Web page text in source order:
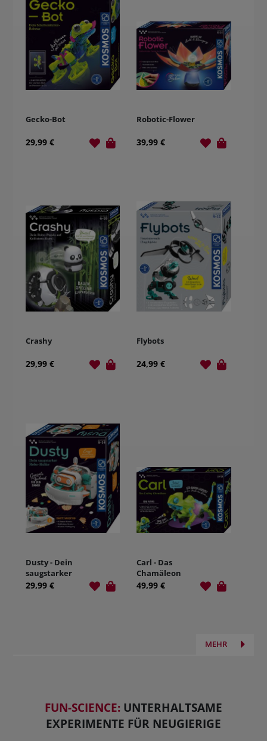
Gecko-Bot
29,99 €
Robotic-Flower
39,99 €
Crashy
29,99 €
Flybots
24,99 €
Dusty - Dein
saugstarker
Robo-Helfer
29,99 €
Carl - Das
Chamäleon
49,99 €
MEHR
FUN-SCIENCE: UNTERHALTSAME
EXPERIMENTE FÜR NEUGIERIGE